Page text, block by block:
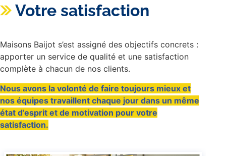
Votre satisfaction
Maisons Baijot s’est assigné des objectifs concrets :
apporter un service de qualité et une satisfaction
complète à chacun de nos clients.
Nous avons la volonté de faire toujours mieux et
nos équipes travaillent chaque jour dans un même
état d’esprit et de motivation pour votre
satisfaction.